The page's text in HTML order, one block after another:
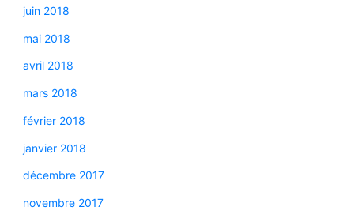
juin 2018
mai 2018
avril 2018
mars 2018
février 2018
janvier 2018
décembre 2017
novembre 2017